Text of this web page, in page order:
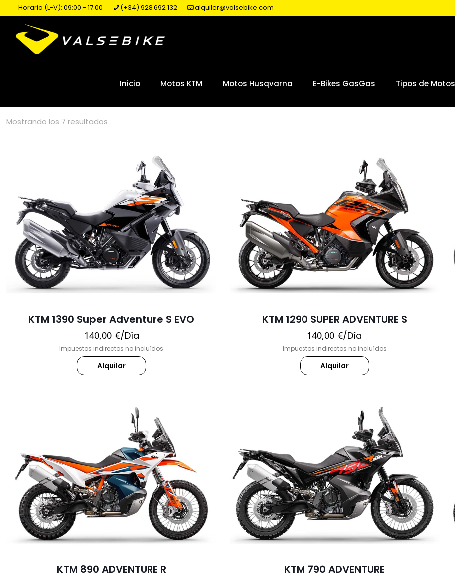
Horario (L-V): 09:00 - 17:00 (+34) 928 692 132 alquiler@valsebike.com
Inicio Motos KTM Motos Husqvarna E-Bikes GasGas Tipos de Motos
Mostrando los 7 resultados
KTM 1390 Super Adventure S EVO
140,00 €/Día
Impuestos indirectos no incluídos
Alquilar
KTM 1290 SUPER ADVENTURE S
140,00 €/Día
Impuestos indirectos no incluídos
Alquilar
KTM 890 ADVENTURE R KTM 790 ADVENTURE